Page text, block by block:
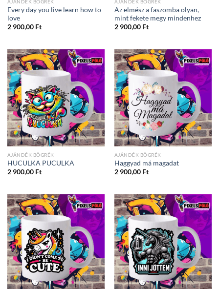
AJÁNDÉK BÖGRÉK
Every day you live learn how to
love
2 900,00 Ft
AJÁNDÉK BÖGRÉK
Az elmész a faszomba olyan,
mint fekete megy mindenhez
2 900,00 Ft
AJÁNDÉK BÖGRÉK
HUCULKA PUCULKA
2 900,00 Ft
AJÁNDÉK BÖGRÉK
Haggyad má magadat
2 900,00 Ft